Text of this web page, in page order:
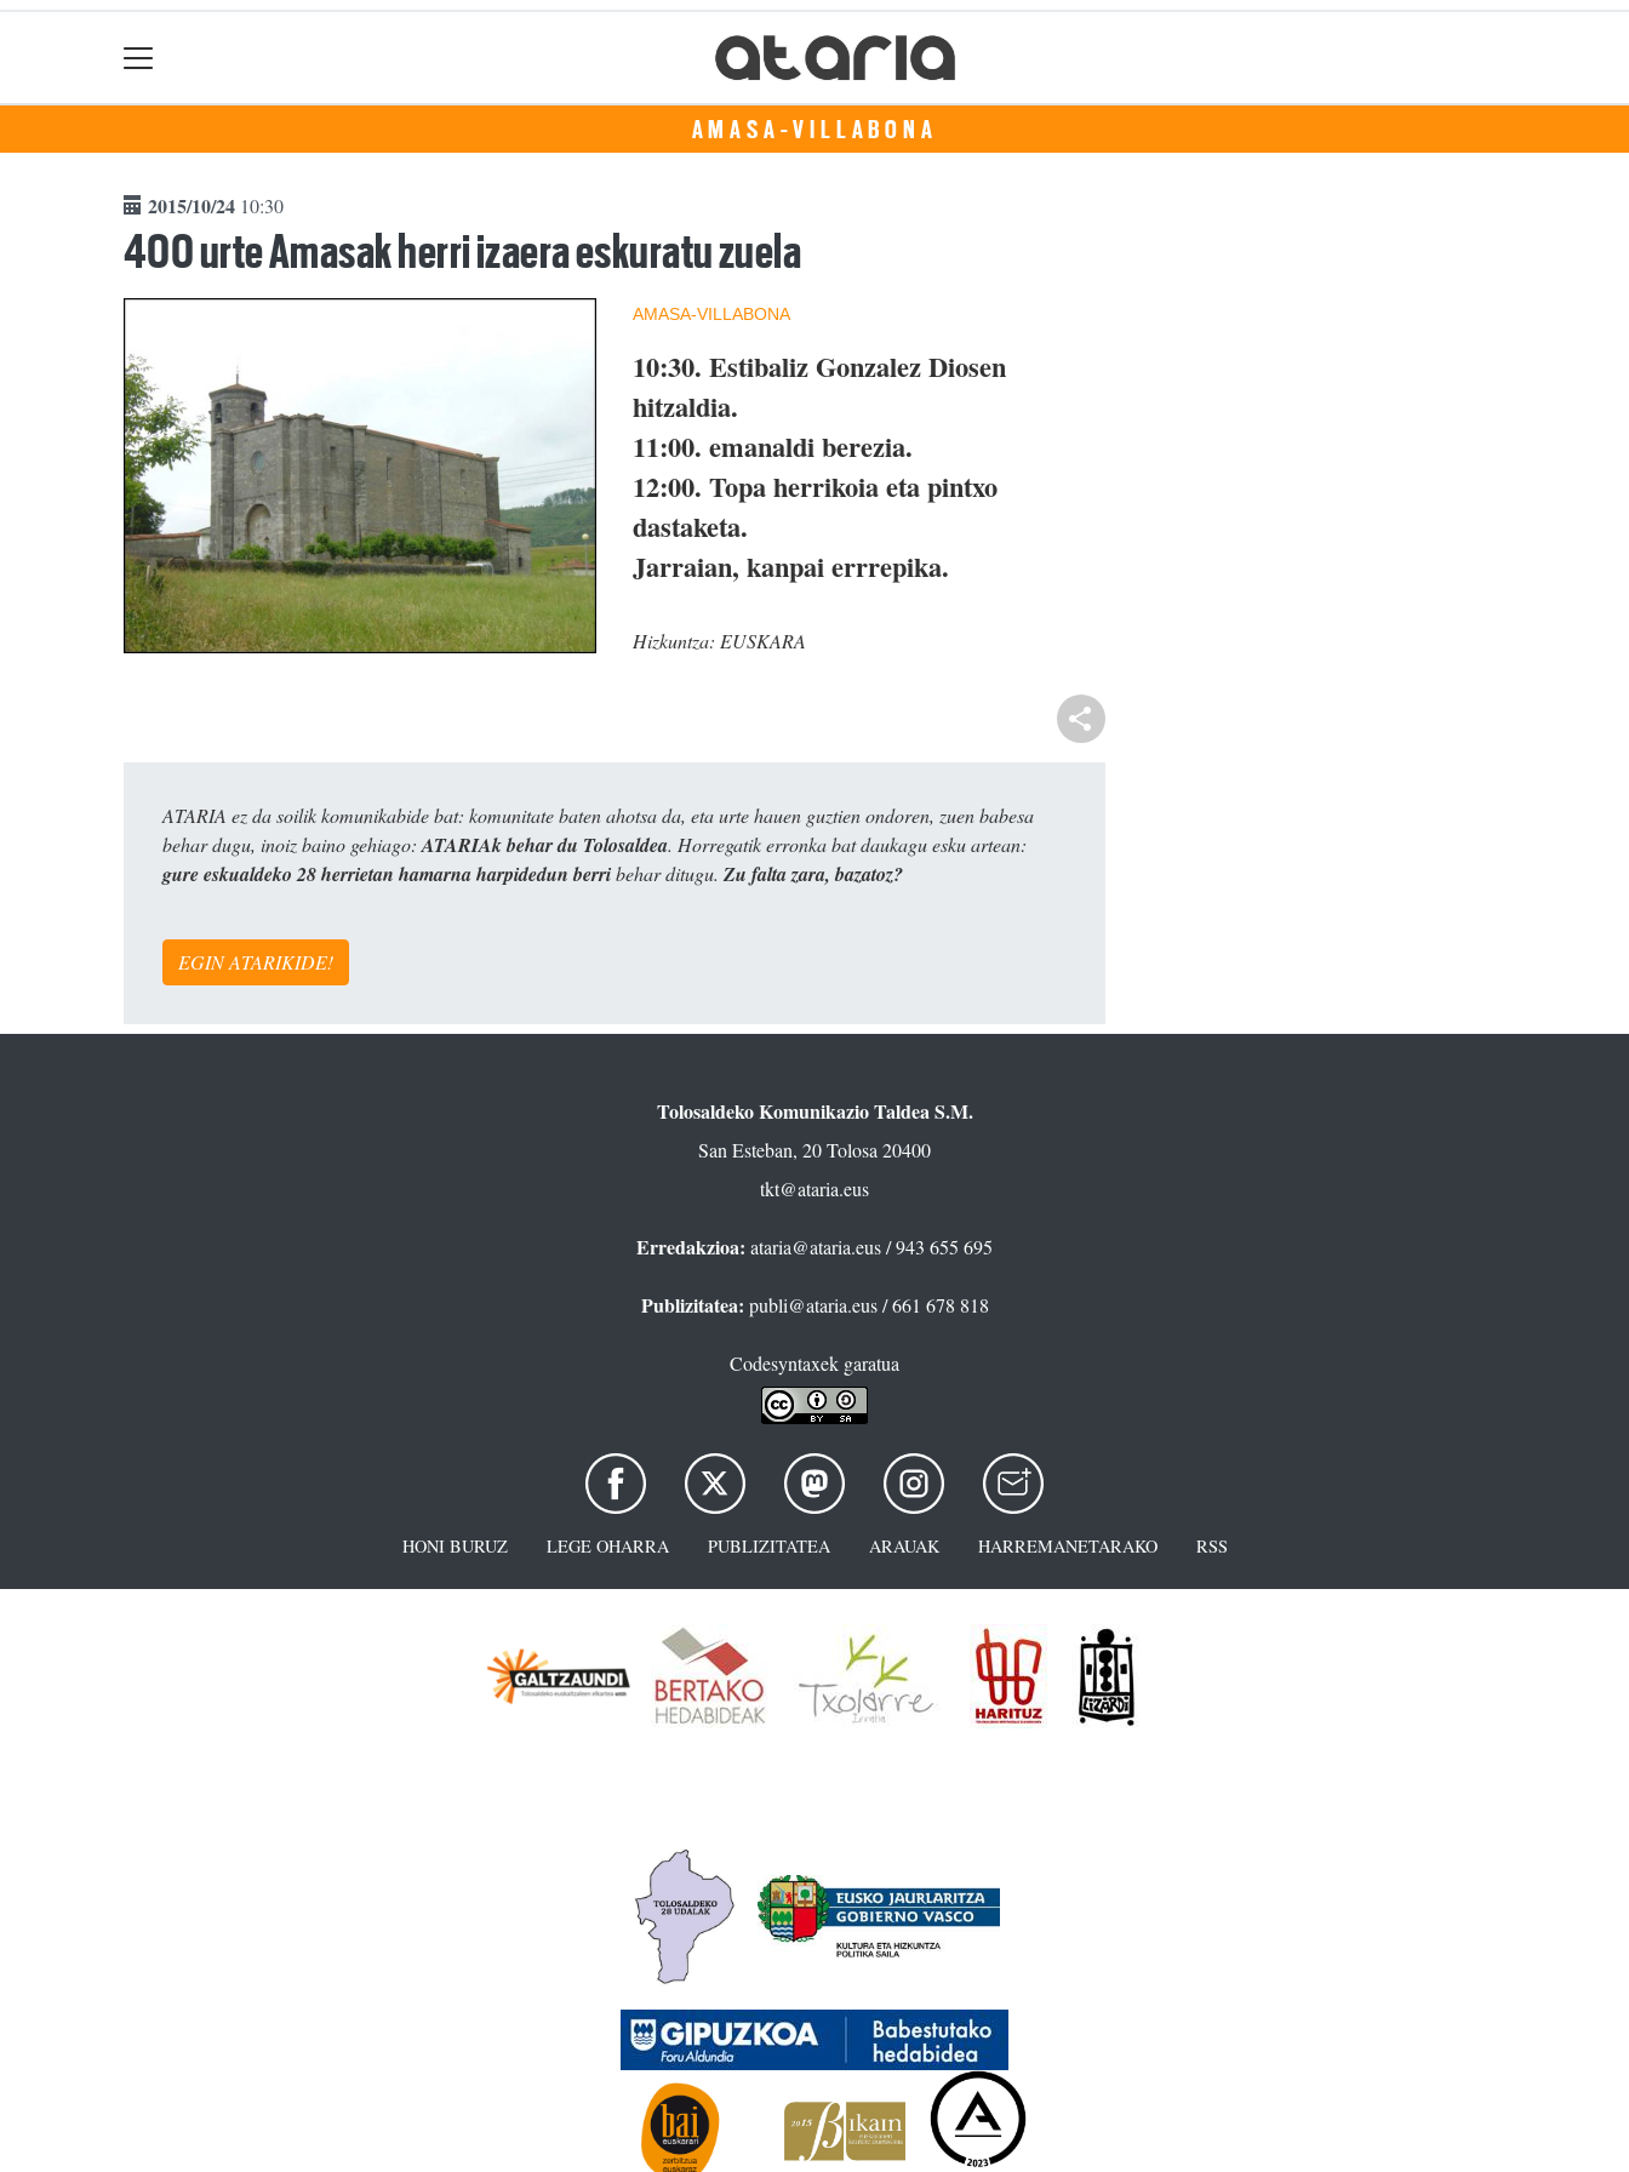
AMASA-VILLABONA
2015/10/24 10:30
400 urte Amasak herri izaera eskuratu zuela
AMASA-VILLABONA
10:30. Estibaliz Gonzalez Diosen
hitzaldia.
11:00. emanaldi berezia.
12:00. Topa herrikoia eta pintxo
dastaketa.
Jarraian, kanpai errrepika.
Hizkuntza: EUSKARA
ATARIA ez da soilik komunikabide bat: komunitate baten ahotsa da, eta urte hauen guztien ondoren, zuen babesa
behar dugu, inoiz baino gehiago:ATARIAk behar du Tolosaldea. Horregatik erronka bat daukagu esku artean:
gure eskualdeko 28 herrietan hamarna harpidedun berribehar ditugu. Zu falta zara, bazatoz?
EGIN ATARIKIDE!
Tolosaldeko Komunikazio Taldea S.M.
San Esteban, 20 Tolosa 20400
tkt@ataria.eus
Erredakzioa: ataria@ataria.eus/ 943 655 695
Publizitatea: publi@ataria.eus/ 661 678 818
Codesyntaxek garatua
HONI BURUZ LEGE OHARRA PUBLIZITATEA ARAUAK HARREMANETARAKO RSS